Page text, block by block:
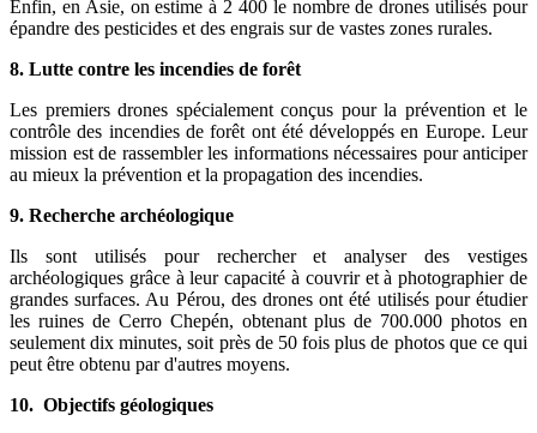
Enfin, en Asie, on estime à 2 400 le nombre de drones utilisés pour
épandre des pesticides et des engrais sur de vastes zones rurales.
8. Lutte contre les incendies de forêt
Les premiers drones spécialement conçus pour la prévention et le
contrôle des incendies de forêt ont été développés en Europe. Leur
mission est de rassembler les informations nécessaires pour anticiper
au mieux la prévention et la propagation des incendies.
9. Recherche archéologique
Ils sont utilisés pour rechercher et analyser des vestiges
archéologiques grâce à leur capacité à couvrir et à photographier de
grandes surfaces. Au Pérou, des drones ont été utilisés pour étudier
les ruines de Cerro Chepén, obtenant plus de 700.000 photos en
seulement dix minutes, soit près de 50 fois plus de photos que ce qui
peut être obtenu par d'autres moyens.
10. Objectifs géologiques